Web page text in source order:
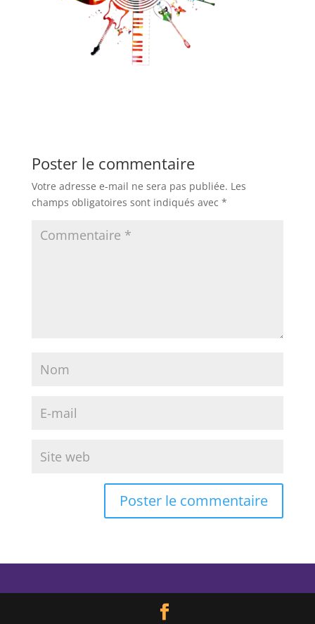
Poster le commentaire
Votre adresse e-mail ne sera pas publiée. Les
champs obligatoires sont indiqués avec *